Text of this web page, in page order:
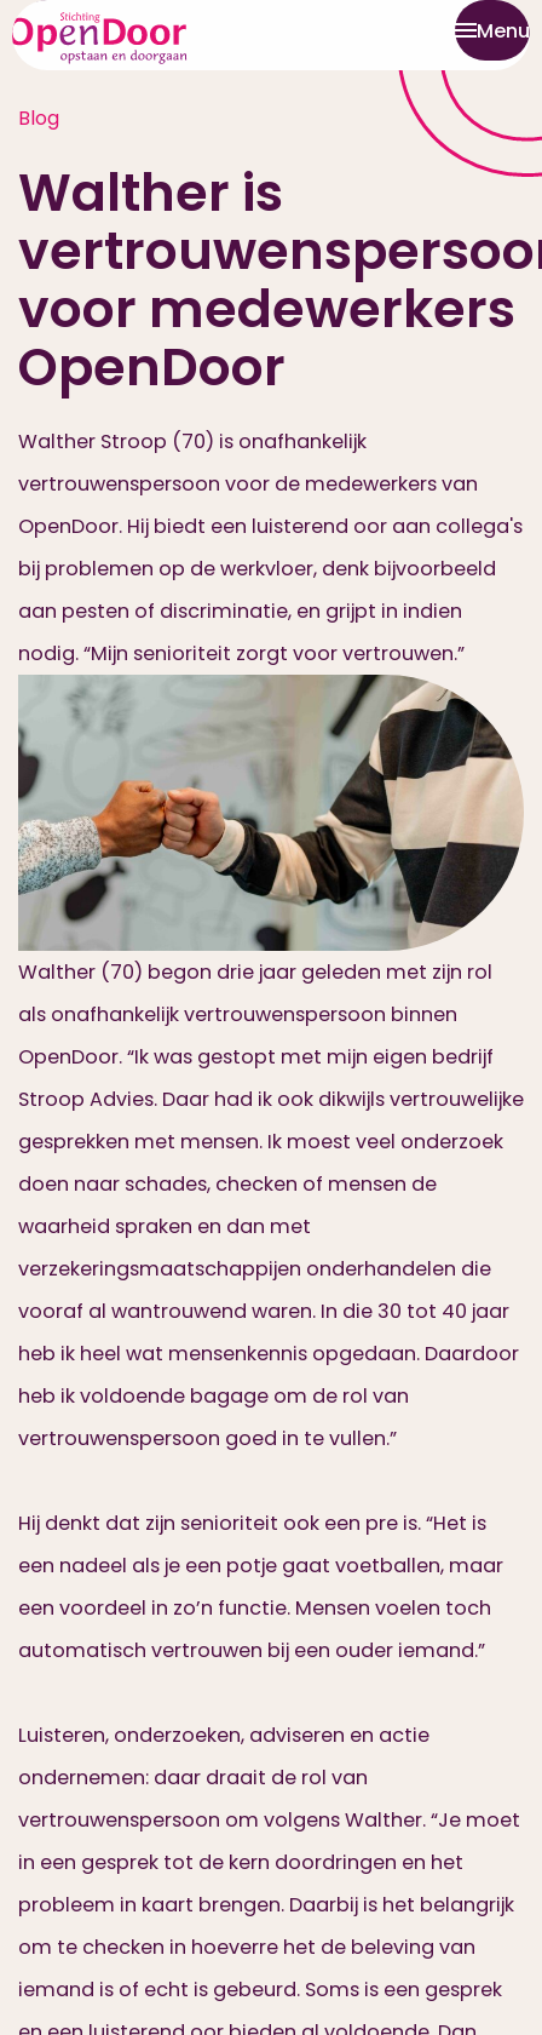
Menu
Blog
Walther is
voor medewerkers
OpenDoor
Walther Stroop (70) is onafhankelijk
vertrouwenspersoon voor de medewerkers van
OpenDoor. Hij biedt een luisterend oor aan collega's
bij problemen op de werkvloer, denk bijvoorbeeld
aan pesten of discriminatie, en grijpt in indien
nodig. “Mijn senioriteit zorgt voor vertrouwen.”
Walther (70) begon drie jaar geleden met zijn rol
als onafhankelijk vertrouwenspersoon binnen
OpenDoor. “Ik was gestopt met mijn eigen bedrijf
Stroop Advies. Daar had ik ook dikwijls vertrouwelijke
gesprekken met mensen. Ik moest veel onderzoek
doen naar schades, checken of mensen de
waarheid spraken en dan met
verzekeringsmaatschappijen onderhandelen die
vooraf al wantrouwend waren. In die 30 tot 40 jaar
heb ik heel wat mensenkennis opgedaan. Daardoor
heb ik voldoende bagage om de rol van
vertrouwenspersoon goed in te vullen.”
Hij denkt dat zijn senioriteit ook een pre is. “Het is
een nadeel als je een potje gaat voetballen, maar
een voordeel in zo’n functie. Mensen voelen toch
automatisch vertrouwen bij een ouder iemand.”
Luisteren, onderzoeken, adviseren en actie
ondernemen: daar draait de rol van
vertrouwenspersoon om volgens Walther. “Je moet
in een gesprek tot de kern doordringen en het
probleem in kaart brengen. Daarbij is het belangrijk
om te checken in hoeverre het de beleving van
iemand is of echt is gebeurd. Soms is een gesprek